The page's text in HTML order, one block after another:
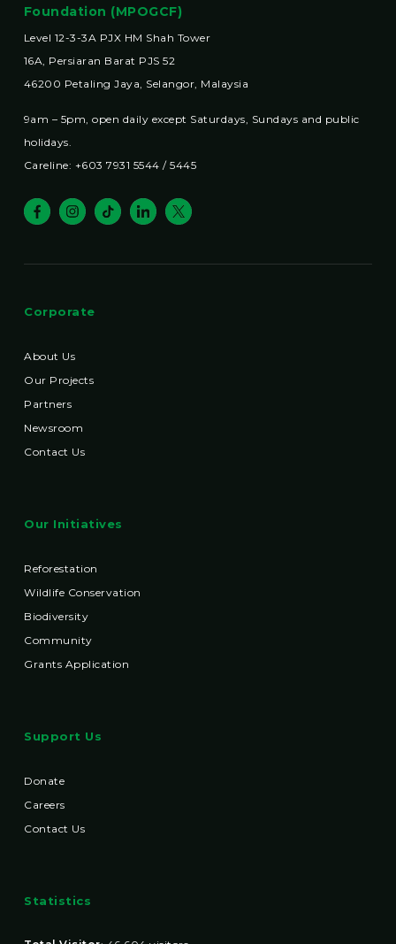
Foundation (MPOGCF)
Level 12-3-3A PJX HM Shah Tower
16A, Persiaran Barat PJS 52
46200 Petaling Jaya, Selangor, Malaysia
9am – 5pm, open daily except Saturdays, Sundays and public
holidays.
Careline: +603 7931 5544 / 5445
Corporate
About Us
Our Projects
Partners
Newsroom
Contact Us
Our Initiatives
Reforestation
Wildlife Conservation
Biodiversity
Community
Grants Application
Support Us
Donate
Careers
Contact Us
Statistics